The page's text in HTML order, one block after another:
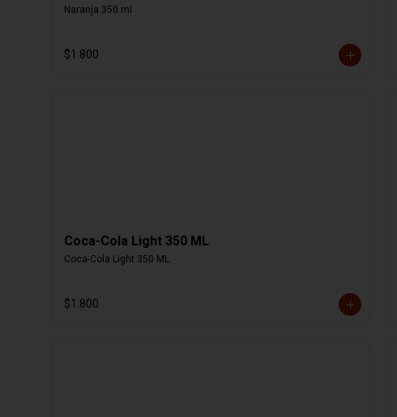
Naranja 350 ml
$1.800
Coca-Cola Light 350 ML
Coca-Cola Light 350 ML
$1.800